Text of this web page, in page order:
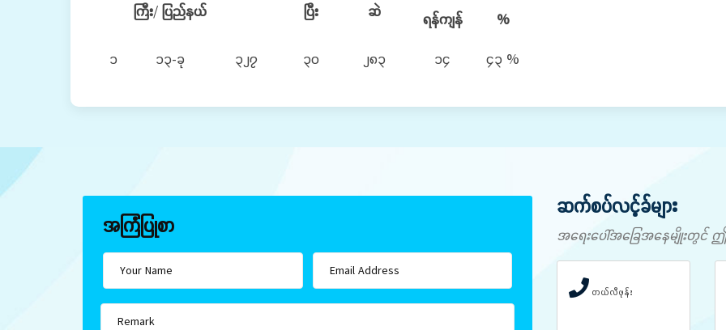
ကြီး/ပြည်နယ်
ပြီး
ဆဲ
ရန်ကျန်
%
၁ ၁၃-ခု ၃၂၇ ၃၀ ၂၈၃ ၁၄ ၄၃ %
အကြံပြုစာ
ဆက်စပ်လင့်ခ်များ
အရေးပေါ်အခြေအနေမျိုးတွင် ဤ
တယ်လီဖုန်း